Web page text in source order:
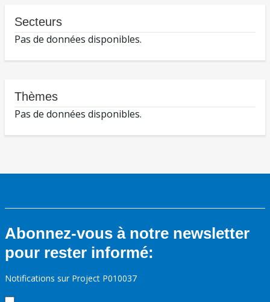
Secteurs
Pas de données disponibles.
Thèmes
Pas de données disponibles.
Abonnez-vous à notre newsletter
pour rester informé:
Notifications sur Project P010037